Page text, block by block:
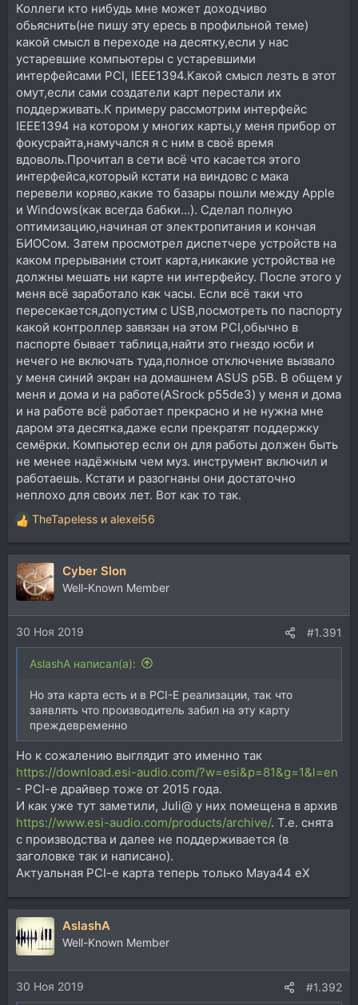
Коллеги кто нибудь мне может доходчиво
обьяснить(не пишу эту ересь в профильной теме)
какой смысл в переходе на десятку,если у нас
устаревшие компьютеры с устаревшими
интерфейсами PCI, IEEE1394.Какой смысл лезть в этот
омут,если сами создатели карт перестали их
поддерживать.К примеру рассмотрим интерфейс
IEEE1394 на котором у многих карты,у меня прибор от
фокусрайта,намучался я с ним в своё время
вдоволь.Прочитал в сети всё что касается этого
интерфейса,который кстати на виндовс с мака
перевели коряво,какие то базары пошли между Apple
и Windows(как всегда бабки...). Сделал полную
оптимизацию,начиная от электропитания и кончая
БИОСом. Затем просмотрел диспетчере устройств на
каком прерывании стоит карта,никакие устройства не
должны мешать ни карте ни интерфейсу. После этого у
меня всё заработало как часы. Если всё таки что
пересекается,допустим с USB,посмотреть по паспорту
какой контроллер завязан на этом PCI,обычно в
паспорте бывает таблица,найти это гнездо юсби и
нечего не включать туда,полное отключение вызвало
у меня синий экран на домашнем ASUS p5B. В общем у
меня и дома и на работе(ASrock p55de3) у меня и дома
и на работе всё работает прекрасно и не нужна мне
даром эта десятка,даже если прекратят поддержку
семёрки. Компьютер если он для работы должен быть
не менее надёжным чем муз. инструмент включил и
работаешь. Кстати и разогнаны они достаточно
неплохо для своих лет. Вот как то так.
Р
е
а
к
ц
и
и
:
TheTapeless и alexei56
Cyber Slon
Well-Known Member
30 Ноя 2019 #1.391
AslashA написал(а):
Но эта карта есть и в PCI-E реализации, так что
заявлять что производитель забил на эту карту
преждевременно
Но к сожалению выглядит это именно так
https://download.esi-audio.com/?w=esi&p=81&g=1&l=en
- PCI-e драйвер тоже от 2015 года.
И как уже тут заметили, Juli@ у них помещена в архив
https://www.esi-audio.com/products/archive/. Т.е. снята
с производства и далее не поддерживается (в
заголовке так и написано).
Актуальная PCI-e карта теперь только Maya44 eX
AslashA
Well-Known Member
30 Ноя 2019 #1.392